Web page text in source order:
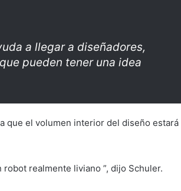
a llegar a diseñadores,
pueden tener una idea
que el volumen interior del diseño estará
realmente liviano ”, dijo Schuler.